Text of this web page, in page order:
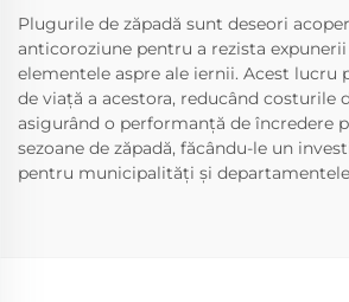
Plugurile de zăpadă sunt deseori
anticoroziune pentru a rezista
elementele aspre ale iernii. Acest lucru
de viață a acestora, reducând costurile
asigurând o performanță de încredere
sezoane de zăpadă, făcându-le un
pentru municipalități și